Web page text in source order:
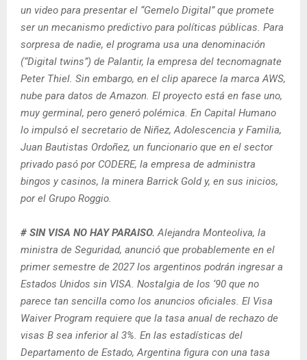
un video para presentar el “Gemelo Digital” que promete
ser un mecanismo predictivo para políticas públicas. Para
sorpresa de nadie, el programa usa una denominación
(“Digital twins”) de Palantir, la empresa del tecnomagnate
Peter Thiel. Sin embargo, en el clip aparece la marca AWS,
nube para datos de Amazon. El proyecto está en fase uno,
muy germinal, pero generó polémica. En Capital Humano
lo impulsó el secretario de Niñez, Adolescencia y Familia,
Juan Bautistas Ordoñez, un funcionario que en el sector
privado pasó por CODERE, la empresa de administra
bingos y casinos, la minera Barrick Gold y, en sus inicios,
por el Grupo Roggio.
# SIN VISA NO HAY PARAISO. Alejandra Monteoliva, la
ministra de Seguridad, anunció que probablemente en el
primer semestre de 2027 los argentinos podrán ingresar a
Estados Unidos sin VISA. Nostalgia de los ‘90 que no
parece tan sencilla como los anuncios oficiales. El Visa
Waiver Program requiere que la tasa anual de rechazo de
visas B sea inferior al 3%. En las estadísticas del
Departamento de Estado, Argentina figura con una tasa